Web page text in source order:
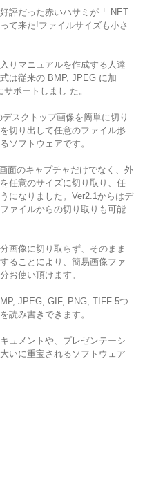
評だった赤いハサミが「.NET
て来た!ファイルサイズも小さ
りマニュアルを作成する人達
は従来の BMP, JPEG に加
ポートしまし た。
スクトップ画像を簡単に切り
切り出して任意のファイル形
ソフトウェアです。
面のキャプチャだけでなく、外
任意のサイズに切り取り、任
になりました。Ver2.1からはデ
ァイルからの切り取りも可能
画像に切り取らず、そのまま
ることにより、簡易画像ファ
お使い頂けます。
JPEG, GIF, PNG, TIFF 5つ
読み書きできます。
ュメントや、プレゼンテーシ
いに重宝されるソフトウェア